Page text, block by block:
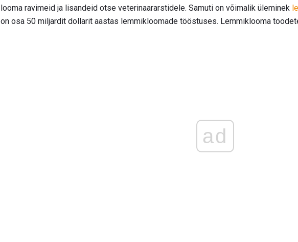
looma ravimeid ja lisandeid otse veterinaararstidele. Samuti on võimalik üleminek
on osa 50 miljardit dollarit aastas lemmikloomade tööstuses. Lemmiklooma
ad